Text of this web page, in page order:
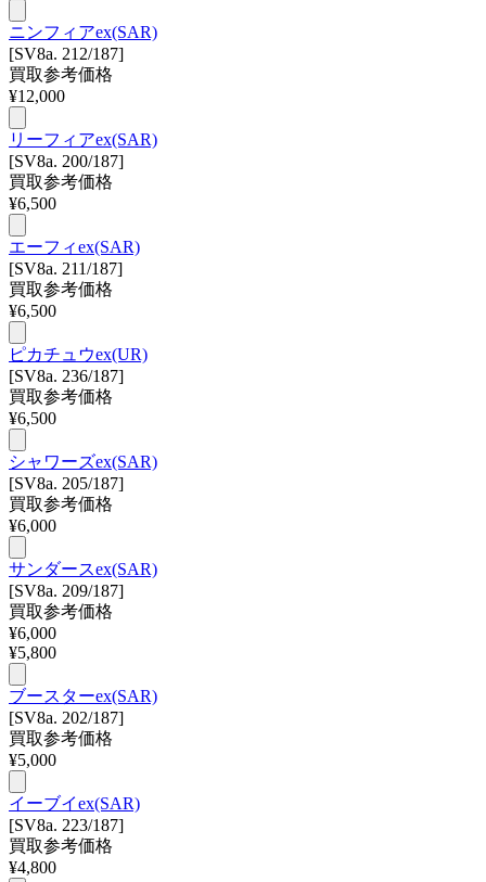
ニンフィアex(SAR)
[SV8a. 212/187]
買取参考価格
¥12,000
リーフィアex(SAR)
[SV8a. 200/187]
買取参考価格
¥6,500
エーフィex(SAR)
[SV8a. 211/187]
買取参考価格
¥6,500
ピカチュウex(UR)
[SV8a. 236/187]
買取参考価格
¥6,500
シャワーズex(SAR)
[SV8a. 205/187]
買取参考価格
¥6,000
サンダースex(SAR)
[SV8a. 209/187]
買取参考価格
¥6,000
¥5,800
ブースターex(SAR)
[SV8a. 202/187]
買取参考価格
¥5,000
イーブイex(SAR)
[SV8a. 223/187]
買取参考価格
¥4,800